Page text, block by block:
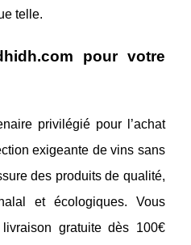
telle.
pour votre
privilégié pour l’achat
exigeante de vins sans
des produits de qualité,
et écologiques. Vous
gratuite dès 100€